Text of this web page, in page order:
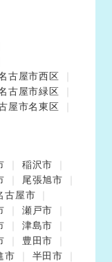
古屋市西区
古屋市緑区
屋市名東区
稲沢市
尾張旭市
古屋市
瀬戸市
津島市
豊田市
市
半田市